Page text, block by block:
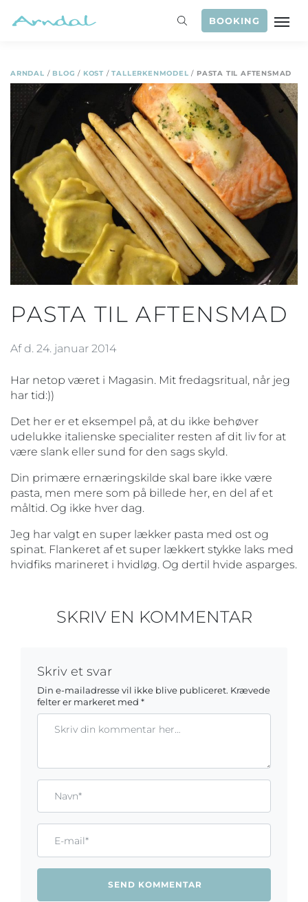
BOOKING
ARNDAL / BLOG / KOST /TALLERKENMODEL / PASTA TIL AFTENSMAD
PASTA TIL AFTENSMAD
Af d. 24. januar 2014
Har netop været i Magasin. Mit fredagsritual, når jeg
har tid:))
Det her er et eksempel på, at du ikke behøver
udelukke italienske specialiter resten af dit liv for at
være slank eller sund for den sags skyld.
Din primære ernæringskilde skal bare ikke være
pasta, men mere som på billede her, en del af et
måltid. Og ikke hver dag.
Jeg har valgt en super lækker pasta med ost og
spinat. Flankeret af et super lækkert stykke laks med
hvidfiks marineret i hvidløg. Og dertil hvide asparges.
SKRIV EN KOMMENTAR
Skriv et svar
Din e-mailadresse vil ikke blive publiceret. Krævede
felter er markeret med *